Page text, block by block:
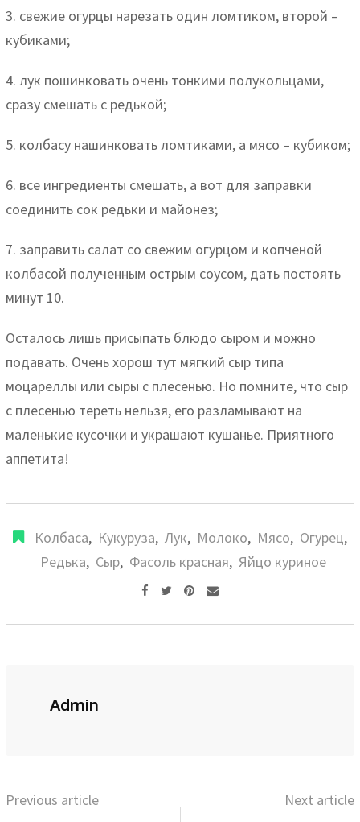
3. свежие огурцы нарезать один ломтиком, второй –
кубиками;
4. лук пошинковать очень тонкими полукольцами,
сразу смешать с редькой;
5. колбасу нашинковать ломтиками, а мясо – кубиком;
6. все ингредиенты смешать, а вот для заправки
соединить сок редьки и майонез;
7. заправить салат со свежим огурцом и копченой
колбасой полученным острым соусом, дать постоять
минут 10.
Осталось лишь присыпать блюдо сыром и можно
подавать. Очень хорош тут мягкий сыр типа
моцареллы или сыры с плесенью. Но помните, что сыр
с плесенью тереть нельзя, его разламывают на
маленькие кусочки и украшают кушанье. Приятного
аппетита!
Колбаса, Кукуруза, Лук, Молоко, Мясо, Огурец,
Редька, Сыр, Фасоль красная, Яйцо куриное
Pinterest
Share
Admin
Previous article Next article